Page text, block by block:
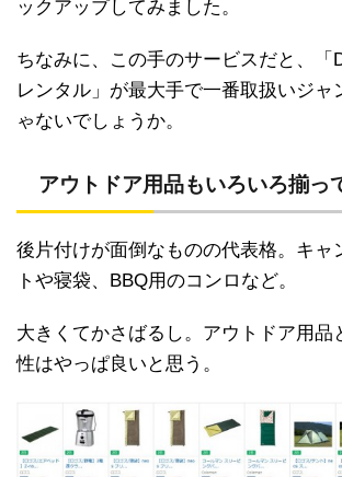
ックアップしてみました。
ちなみに、この手のサービスだと、「
レンタル」が最大手で一番取扱いジャ
ゃないでしょうか。
アウトドア用品もいろいろ揃っ
後片付けが面倒なものの代表格。キャ
トや寝袋、BBQ用のコンロなど。
大きくてかさばるし。アウトドア用品
性はやっぱ良いと思う。